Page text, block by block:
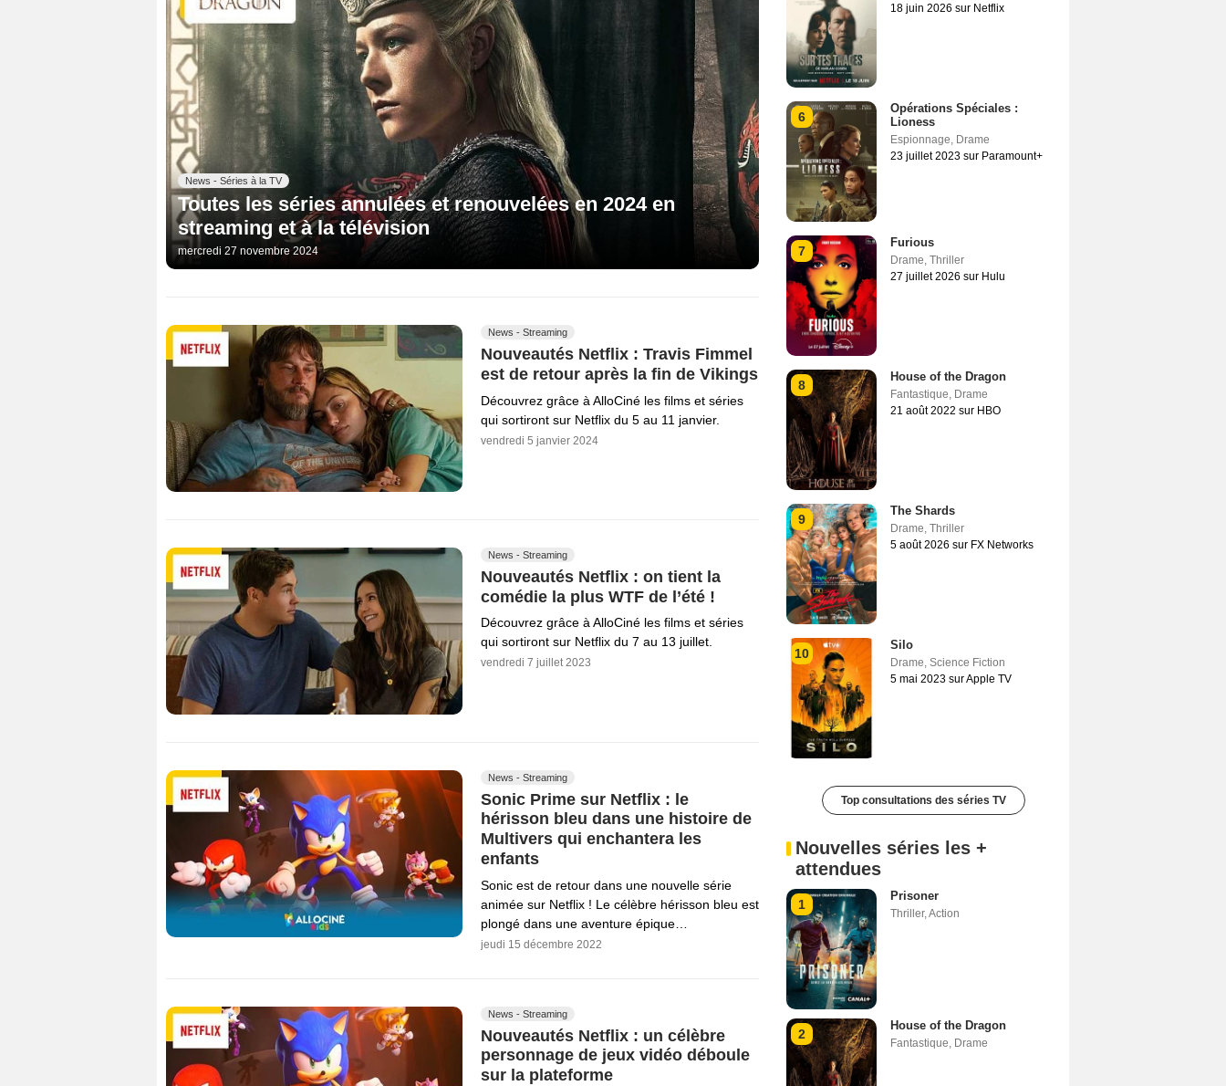
News - Séries à la TV
Toutes les séries annulées et renouvelées en 2024 en
streaming et à la télévision
mercredi 27 novembre 2024
News - Streaming
Nouveautés Netflix : Travis Fimmel
est de retour après la fin de Vikings
Découvrez grâce à AlloCiné les films et séries
qui sortiront sur Netflix du 5 au 11 janvier.
vendredi 5 janvier 2024
News - Streaming
Nouveautés Netflix : on tient la
comédie la plus WTF de l’été !
Découvrez grâce à AlloCiné les films et séries
qui sortiront sur Netflix du 7 au 13 juillet.
vendredi 7 juillet 2023
News - Streaming
Sonic Prime sur Netflix : le
hérisson bleu dans une histoire de
Multivers qui enchantera les
enfants
Sonic est de retour dans une nouvelle série
animée sur Netflix ! Le célèbre hérisson bleu est
plongé dans une aventure épique…
jeudi 15 décembre 2022
News - Streaming
Nouveautés Netflix : un célèbre
personnage de jeux vidéo déboule
sur la plateforme
18 juin 2026 sur Netflix
6
Opérations Spéciales :
Lioness
Espionnage, Drame
23 juillet 2023 sur Paramount+
7
Furious
Drame, Thriller
27 juillet 2026 sur Hulu
8
House of the Dragon
Fantastique, Drame
21 août 2022 sur HBO
9
The Shards
Drame, Thriller
5 août 2026 sur FX Networks
10
Silo
Drame, Science Fiction
5 mai 2023 sur Apple TV
Top consultations des séries TV
Nouvelles séries les +
attendues
1
Prisoner
Thriller,Action
2
House of the Dragon
Fantastique, Drame